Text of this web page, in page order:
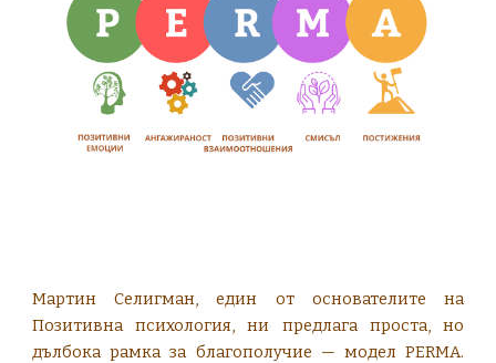
Мартин Селигман, един от основателите на
Позитивна психология, ни предлага проста, но
дълбока рамка за благополучие — модел PERMA.